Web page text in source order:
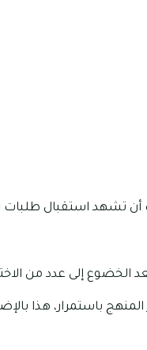
أن تشهد استقبال
الخضوع إلى عدد من
باستمرار، هذا